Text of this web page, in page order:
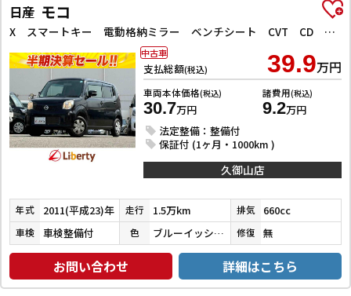
日産 モコ
X スマートキー 電動格納ミラー ベンチシート CVT CD エアコン
支払総額(税込) 39.9万円
車両本体価格(税込)
30.7万円
諸費用(税込)
9.2万円
法定整備：整備付
保証付 (1ヶ月・1000km )
中古車
久御山店
年式 2011(平成23)年 走行 1.5万km 排気 660cc
車検 車検整備付 色 ブルーイッシュブラックパール 修復 無
お問い合わせ 詳細はこちら